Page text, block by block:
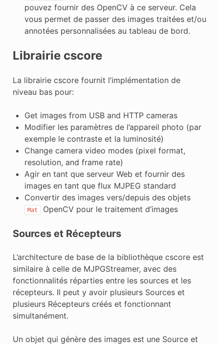
pouvez fournir des OpenCV à ce serveur. Cela
vous permet de passer des images traitées et/ou
annotées personnalisées au tableau de bord.
Librairie cscore
La librairie cscore fournit l’implémentation de
niveau bas pour:
Get images from USB and HTTP cameras
Modifier les paramètres de l’appareil photo (par
exemple le contraste et la luminosité)
Change camera video modes (pixel format,
resolution, and frame rate)
Agir en tant que serveur Web et fournir des
images en tant que flux MJPEG standard
Convertir des images vers/depuis des objets
Mat OpenCV pour le traitement d’images
Sources et Récepteurs
L’architecture de base de la bibliothèque cscore est
similaire à celle de MJPGStreamer, avec des
fonctionnalités réparties entre les sources et les
récepteurs. Il peut y avoir plusieurs Sources et
plusieurs Récepteurs créés et fonctionnant
simultanément.
Un objet qui génère des images est une Source et